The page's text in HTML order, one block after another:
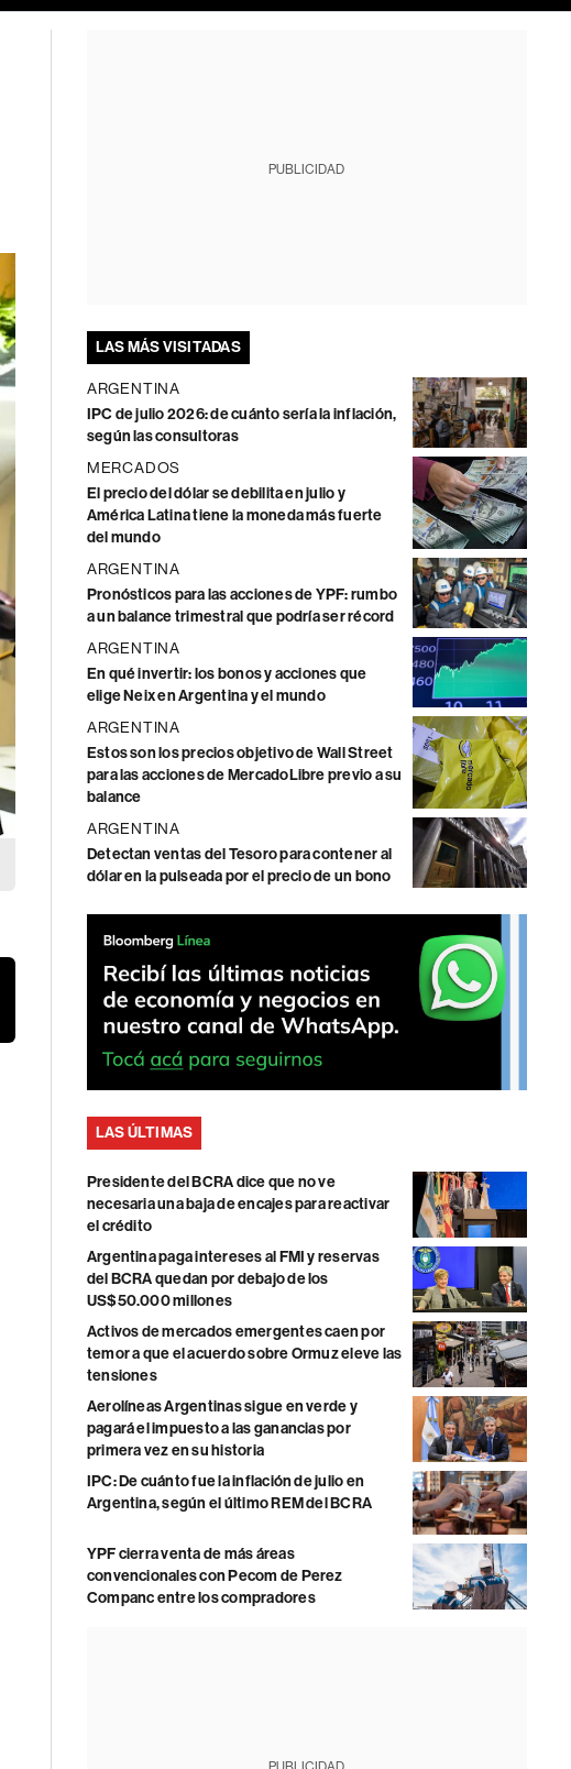
PUBLICIDAD
LAS MÁS VISITADAS
ARGENTINA
IPC de julio 2026: de cuánto sería la inflación,
según las consultoras
MERCADOS
El precio del dólar se debilita en julio y
América Latina tiene la moneda más fuerte
del mundo
ARGENTINA
Pronósticos para las acciones de YPF: rumbo
a un balance trimestral que podría ser récord
ARGENTINA
En qué invertir: los bonos y acciones que
elige Neix en Argentina y el mundo
ARGENTINA
Estos son los precios objetivo de Wall Street
para las acciones de MercadoLibre previo a su
balance
ARGENTINA
Detectan ventas del Tesoro para contener al
dólar en la pulseada por el precio de un bono
LAS ÚLTIMAS
Presidente del BCRA dice que no ve
necesaria una baja de encajes para reactivar
el crédito
Argentina paga intereses al FMI y reservas
del BCRA quedan por debajo de los
US$50.000 millones
Activos de mercados emergentes caen por
temor a que el acuerdo sobre Ormuz eleve las
tensiones
Aerolíneas Argentinas sigue en verde y
pagará el impuesto a las ganancias por
primera vez en su historia
IPC: De cuánto fue la inflación de julio en
Argentina, según el último REM del BCRA
YPF cierra venta de más áreas
convencionales con Pecom de Perez
Companc entre los compradores